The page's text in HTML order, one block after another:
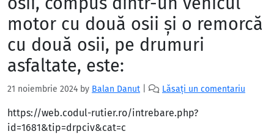
motor cu două osii şi o remorcă
cu două osii, pe drumuri
asfaltate, este:
21 noiembrie 2024 by Balan Danut Lăsați un comentariu
https://web.codul-rutier.ro/intrebare.php?
id=1681&tip=drpciv&cat=c